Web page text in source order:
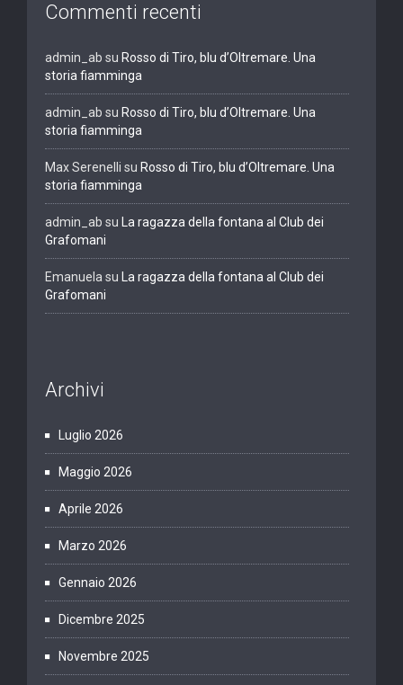
Commenti recenti
admin_ab su Rosso di Tiro, blu d’Oltremare. Una
storia fiamminga
admin_ab su Rosso di Tiro, blu d’Oltremare. Una
storia fiamminga
Max Serenelli su Rosso di Tiro, blu d’Oltremare. Una
storia fiamminga
admin_ab su
La ragazza della fontana al Club dei
Grafomani
Emanuela su
La ragazza della fontana al Club dei
Grafomani
Archivi
Luglio 2026
Maggio 2026
Aprile 2026
Marzo 2026
Gennaio 2026
Dicembre 2025
Novembre 2025